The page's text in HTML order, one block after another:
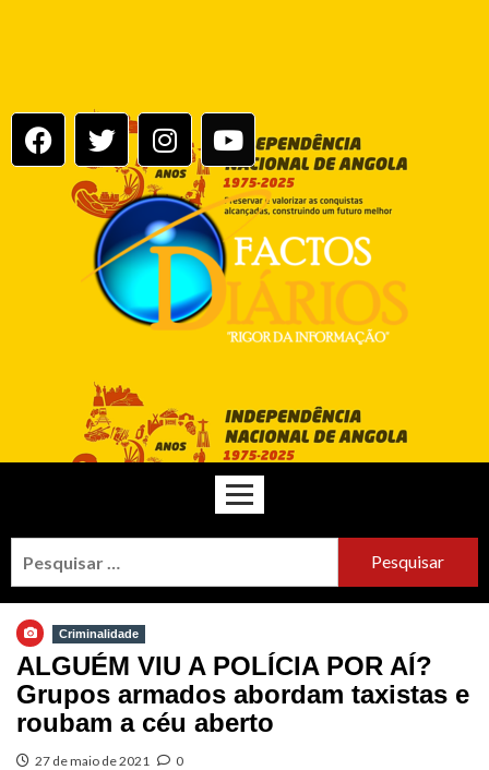
Criminalidade
ALGUÉM VIU A POLÍCIA POR AÍ?
Grupos armados abordam taxistas e
roubam a céu aberto
27 de maio de 2021 0